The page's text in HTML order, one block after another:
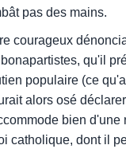
pas des mains.
courageux
bonapartistes, qu'il
populaire (ce
alors osé
bien d'une
catholique, dont il